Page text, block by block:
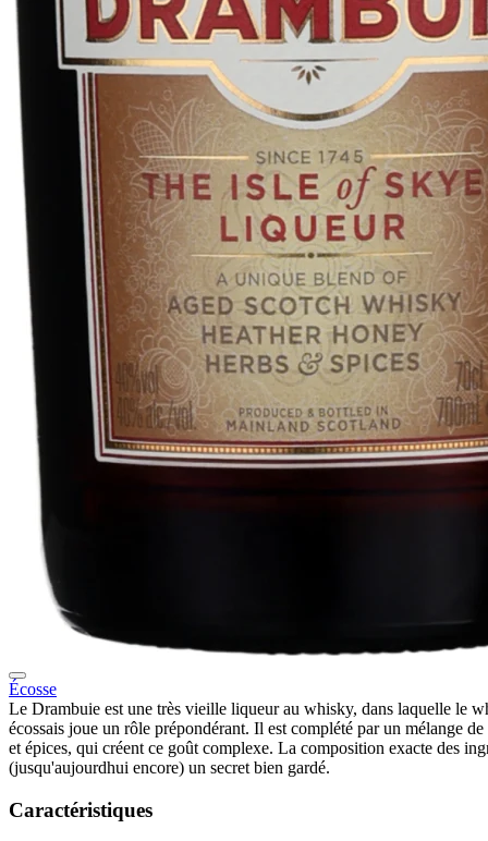
Écosse
Le Drambuie est une très vieille liqueur au whisky, dans laquelle le
écossais joue un rôle prépondérant. Il est complété par un mélange
et épices, qui créent ce goût complexe. La composition exacte des
(jusqu'aujourdhui encore) un secret bien gardé.
Caractéristiques